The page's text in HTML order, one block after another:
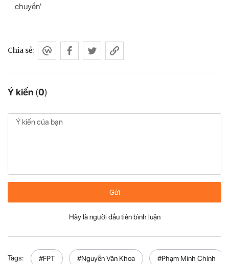
chuyển'
Ý kiến (0)
Chia sẻ:
Gửi
Hãy là người đầu tiên bình luận
Tags: #FPT #Nguyễn Văn Khoa #Phạm Minh Chính